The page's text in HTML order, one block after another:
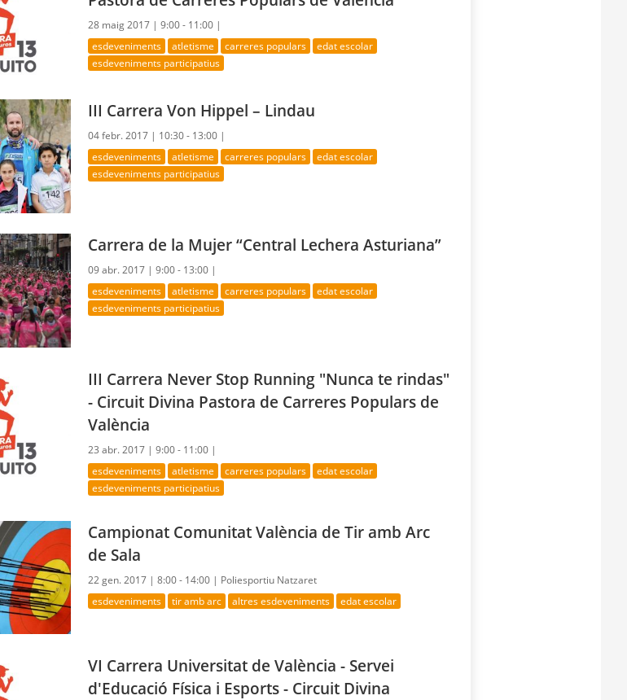
28 maig 2017 |9:00 - 11:00 |
esdeveniments atletisme carreres populars
edat escolar
esdeveniments participatius
III Carrera Von Hippel – Lindau
04 febr. 2017 | 10:30 - 13:00 |
esdeveniments atletisme carreres populars
edat escolar
esdeveniments participatius
Carrera de la Mujer “Central Lechera Asturiana”
09 abr. 2017 |9:00 - 13:00 |
esdeveniments atletisme carreres populars
edat escolar
esdeveniments participatius
III Carrera Never Stop Running "Nunca te rindas"
- Circuit Divina Pastora de Carreres Populars de
València
23 abr. 2017 |9:00 - 11:00 |
esdeveniments atletisme carreres populars
edat escolar
esdeveniments participatius
Campionat Comunitat València de Tir amb Arc
de Sala
22 gen. 2017 |8:00 - 14:00 | Poliesportiu Natzaret
esdeveniments tir amb arc altres esdeveniments edat escolar
VI Carrera Universitat de València - Servei
d'Educació Física i Esports - Circuit Divina